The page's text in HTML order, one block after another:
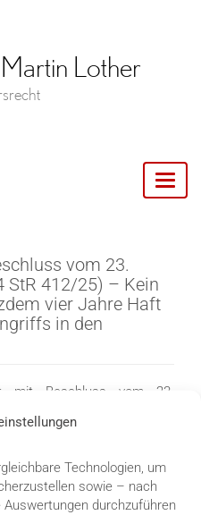
Technologien, um
sowie – nach
durchzuführen
vom 23.
StR 412/25) – Kein
vier Jahre Haft
in den
mit Beschluss vom 23.
412/25) eine Verurteilung
Eingriffs in den
auf die Fahrerkabine eines
Landgericht Fulda hatte ihn
gefährlichen Eingriffs